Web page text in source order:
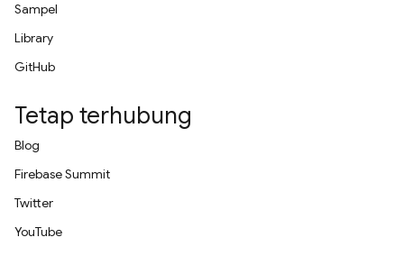
Sampel
Library
GitHub
Tetap terhubung
Blog
Firebase Summit
Twitter
YouTube